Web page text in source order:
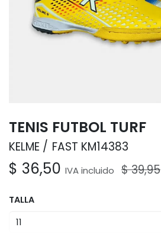
TENIS FUTBOL TURF
KELME FAST KM14383
$ 36,50 IVA incluido $39,95
TALLA